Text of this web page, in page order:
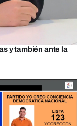
y también ante la